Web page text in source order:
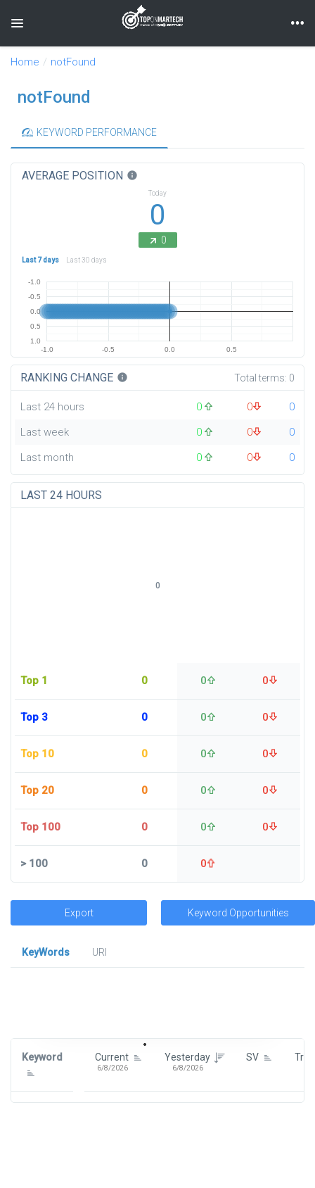
Toggle navigation
Home notFound
notFound
KEYWORD PERFORMANCE
AVERAGE POSITION info
Today
0
0
Last 7 days Last 30 days
-1.0 -0.5 0.0 0.5
-1.0
-0.5
0.0
0.5
1.0
RANKING CHANGE info Total terms: 0
Last 24 hours 0 0
0
Last week
0 0
0
Last month
0 0 0
LAST 24 HOURS
Top 1 0 0 0
Top 3 0 0 0
Top 10 0 0 0
Top 20 0 0 0
Top 100 0 0 0
>100 0 0
0
Export Keyword Opportunities
KeyWords
URl
Keyword Current
6/8/2026
Yesterday
6/8/2026
SV